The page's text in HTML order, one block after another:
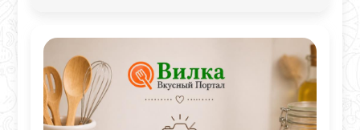
приготовления, пока сохраняется теплый
цитрусовый аромат.